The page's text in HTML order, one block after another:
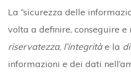
La “sicurezza delle
volta a definire, conseguire e
riservatezza, l’integritàe la
informazioni e dei dati